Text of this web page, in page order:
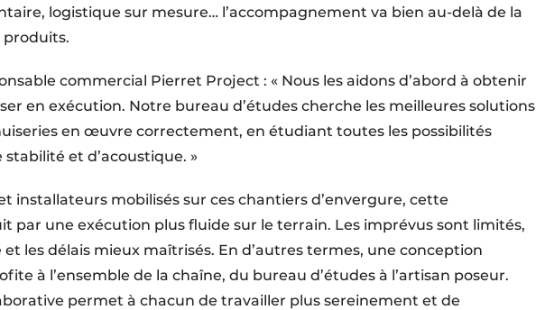
logistique sur mesure… l’accompagnement va bien au-delà de la
commercial Pierret Project : « Nous les aidons d’abord à obtenir
en exécution. Notre bureau d’études cherche les meilleures solutions
en œuvre correctement, en étudiant toutes les possibilités
stabilité et d’acoustique. »
installateurs mobilisés sur ces chantiers d’envergure, cette
par une exécution plus fluide sur le terrain. Les imprévus sont limités,
les délais mieux maîtrisés. En d’autres termes, une conception
à l’ensemble de la chaîne, du bureau d’études à l’artisan poseur.
permet à chacun de travailler plus sereinement et de